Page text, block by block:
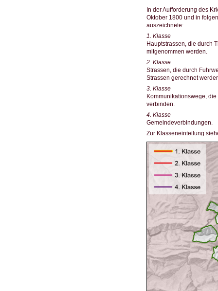
In der Aufforderung des
Oktober 1800 und in
auszeichnete:
1. Klasse
Hauptstrassen, die durch
mitgenommen werden.
2. Klasse
Strassen, die durch
Strassen gerechnet
3. Klasse
Kommunikationswege,
verbinden.
4. Klasse
Gemeindeverbindungen.
Zur Klasseneinteilung